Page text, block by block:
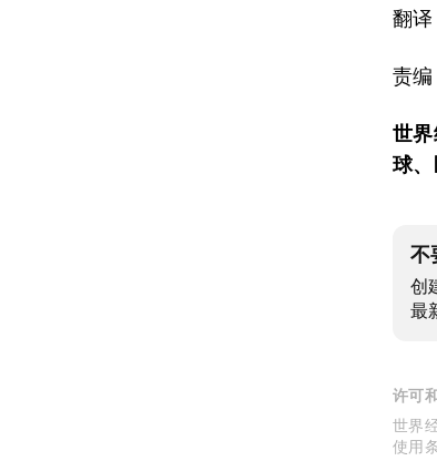
翻
责
世
球、
不
创
最
许可
世界
使用